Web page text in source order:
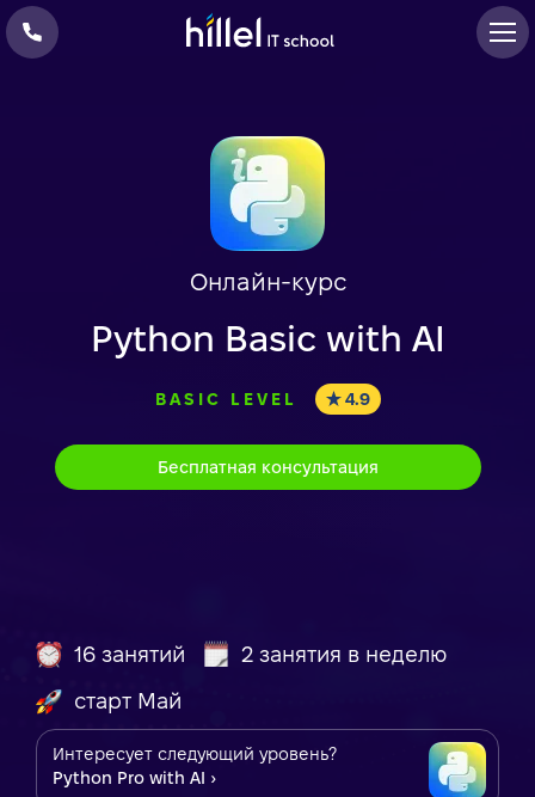
Онлайн-курс
Python Basic with AI
BASIC LEVEL 4.9
Бесплатная консультация
16 занятий 2 занятия в неделю
старт Май
Интересует следующий уровень?
Python Pro with AI ›